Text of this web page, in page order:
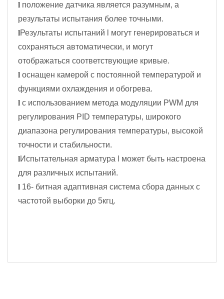
l положение датчика является разумным, а
результаты испытания более точными.
lРезультаты испытаний l могут генерироваться и
сохраняться автоматически, и могут
отображаться соответствующие кривые.
l оснащен камерой с постоянной температурой и
функциями охлаждения и обогрева.
l с использованием метода модуляции PWM для
регулирования PID температуры, широкого
диапазона регулирования температуры, высокой
точности и стабильности.
lИспытательная арматура l может быть настроена
для различных испытаний.
l 16- битная адаптивная система сбора данных с
частотой выборки до 5кгц.